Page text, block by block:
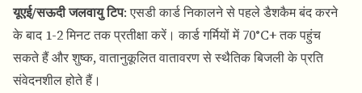
यूएई/सऊदी जलवायु टिप: एसडी कार्ड निकालने से पहले डैशकैम बंद करने
के बाद 1-2 मिनट तक प्रतीक्षा करें। कार्ड गर्मियों में 70°C+ तक पहुंच
सकते हैं और शुष्क, वातानुकूलित वातावरण से स्थैतिक बिजली के प्रति
संवेदनशील होते हैं।